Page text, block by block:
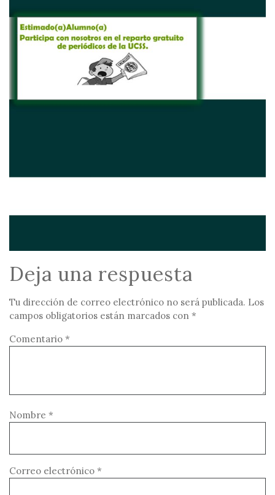
Deja una respuesta
Tu dirección de correo electrónico no será publicada. Los
campos obligatorios están marcados con *
Comentario *
Nombre *
Correo electrónico *